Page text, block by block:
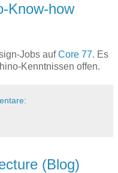
Know-how
Jobs aufCore 77. Es
Kenntnissen offen.
(Blog)